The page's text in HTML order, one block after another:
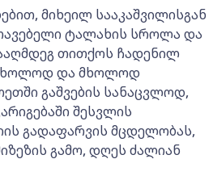
მიხეილ სააკაშვილისგან
ტალახის სროლა და
თითქოს ჩადენილ
და მხოლოდ
გაშვების სანაცვლოდ,
შესვლის
გადაფარვის მცდელობას,
გამო, დღეს ძალიან